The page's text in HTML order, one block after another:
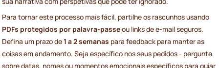
Para tornar este processo mais fácil, partilhe os rascunhos usando
PDFs protegidos por palavra-passeou links de e-mail seguros.
Defina um prazo de1 a 2 semanas para feedback para manter as
coisas em andamento. Seja específico nos seus pedidos - pergunte
sobre datas, nomes ou momentos emocionais específicos para guiar